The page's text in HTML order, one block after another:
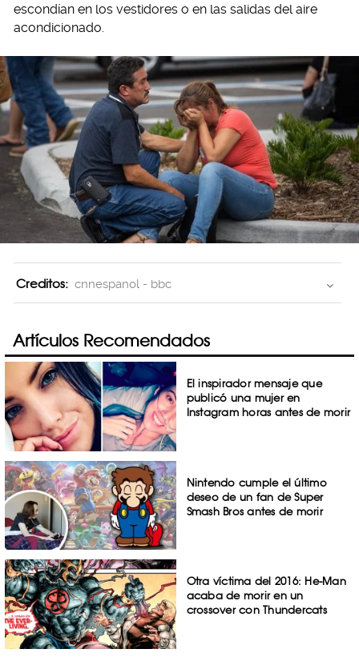
escondían en los vestidores o en las salidas del aire
acondicionado.
Creditos: cnnespanol - bbc
Artículos Recomendados
El inspirador mensaje que
publicó una mujer en
Instagram horas antes de morir
Nintendo cumple el último
deseo de un fan de Super
Smash Bros antes de morir
Otra víctima del 2016: He-Man
acaba de morir en un
crossover con Thundercats